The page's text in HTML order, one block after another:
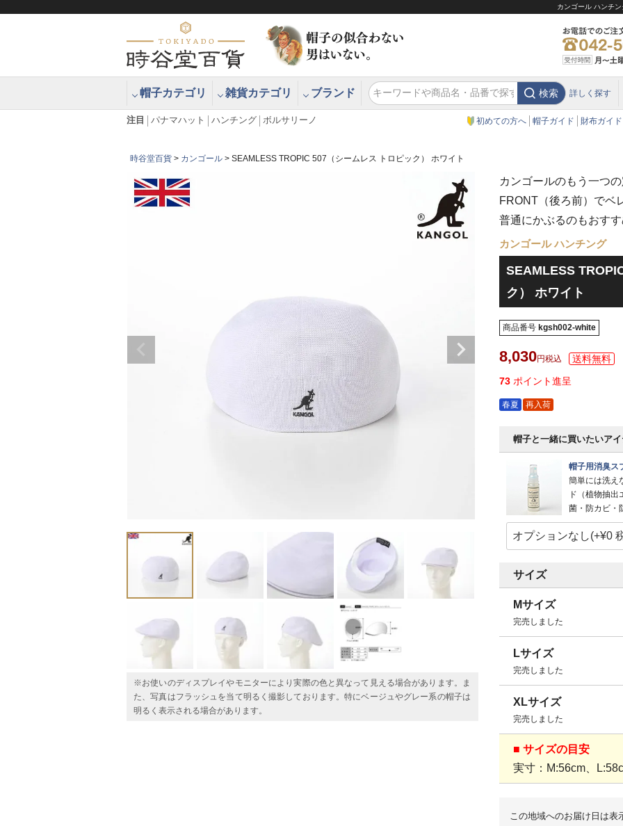
カンゴール ハンチ
帽子カテゴリ 雑貨カテゴリ ブランド 検索 詳しく探す
注目 パナマハット ハンチング ボルサリーノ 初めての方へ 帽子ガイド 財布ガイド
時谷堂百貨 カンゴール SEAMLESS TROPIC 507（シームレス トロピック） ホワイト
※お使いのディスプレイやモニターにより実際の色と異なって見える場合があります。ま
た、写真はフラッシュを当て明るく撮影しております。特にベージュやグレー系の帽子は
明るく表示される場合があります。
カンゴールのもう一つ
FRONT（後ろ前）でベ
普通にかぶるのもおす
カンゴール ハンチング
SEAMLESS
ク） ホワイト
商品番号 kgsh002-white
8,030 税込
73 ポイント進呈
春夏 再入荷
帽子と一緒に買いたいアイ
帽子用消臭ス
簡単には洗え
ド（植物抽
菌・防カビ・
サイズ
Mサイズ
完売しました
Lサイズ
完売しました
XLサイズ
完売しました
■ サイズの目安
実寸：M:56cm、
この地域へのお届け日は表